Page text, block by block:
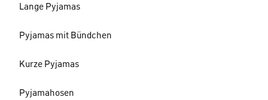
Lange Pyjamas
Pyjamas mit Bündchen
Kurze Pyjamas
Pyjamahosen